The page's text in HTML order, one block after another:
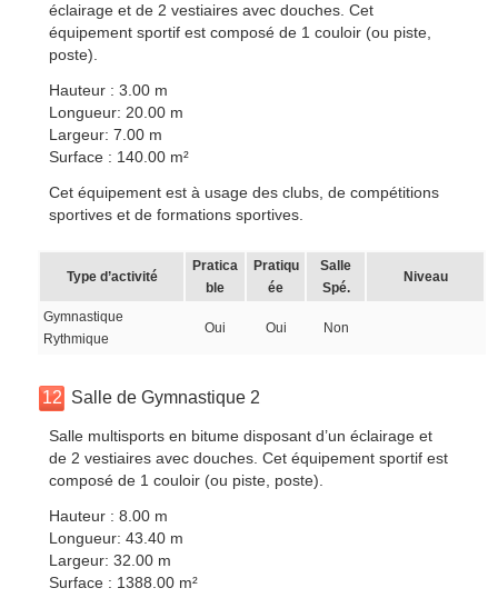
éclairage et de 2 vestiaires avec douches. Cet
équipement sportif est composé de 1 couloir (ou piste,
poste).
Hauteur : 3.00 m
Longueur: 20.00 m
Largeur: 7.00 m
Surface : 140.00 m²
Cet équipement est à usage des clubs, de compétitions
sportives et de formations sportives.
Type d’activité
Pratica
ble
Pratiqu
ée
Salle
Spé.
Niveau
Gymnastique
Rythmique
Oui Oui Non
12 Salle de Gymnastique 2
Salle multisports en bitume disposant d’un éclairage et
de 2 vestiaires avec douches. Cet équipement sportif est
composé de 1 couloir (ou piste, poste).
Hauteur : 8.00 m
Longueur: 43.40 m
Largeur: 32.00 m
Surface : 1388.00 m²